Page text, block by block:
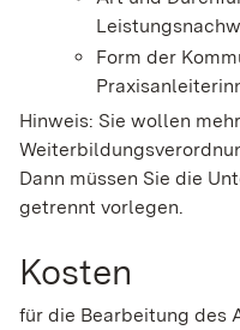
Form der
Hinweis: Sie wollen
Dann müssen Sie die
getrennt vorlegen.
Kosten
für die Bearbeitung des